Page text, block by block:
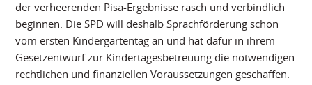
der verheerenden Pisa-Ergebnisse rasch und verbindlich
beginnen. Die SPD will deshalb Sprachförderung schon
vom ersten Kindergartentag an und hat dafür in ihrem
Gesetzentwurf zur Kindertagesbetreuung die notwendigen
rechtlichen und finanziellen Voraussetzungen geschaffen.